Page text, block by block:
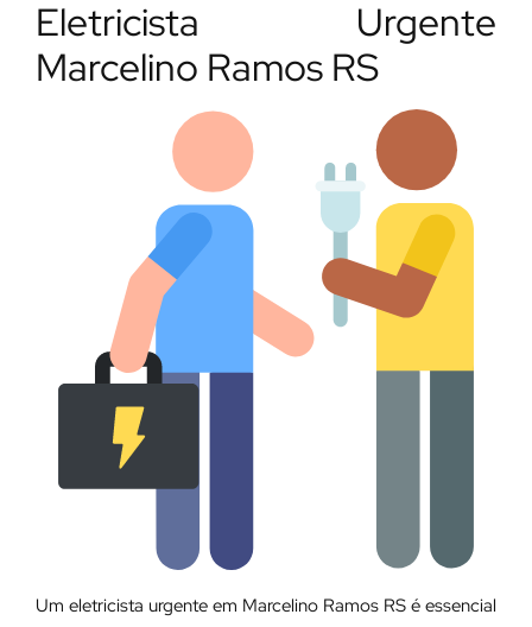
Eletricista Urgente
Marcelino Ramos RS
Um eletricista urgente em Marcelino Ramos RS é essencial